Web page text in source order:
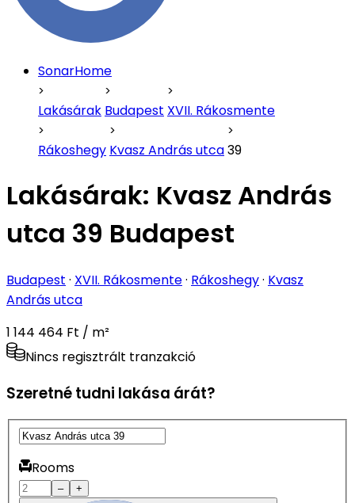
SonarHome
Lakásárak Budapest XVII. Rákosmente
Rákoshegy Kvasz András utca39
Lakásárak: Kvasz András
utca 39 Budapest
Budapest · XVII. Rákosmente· Rákoshegy· Kvasz
András utca
1 144 464 Ft / m²
Nincs regisztrált tranzakció
Szeretné tudni lakása árát?
Rooms
– +